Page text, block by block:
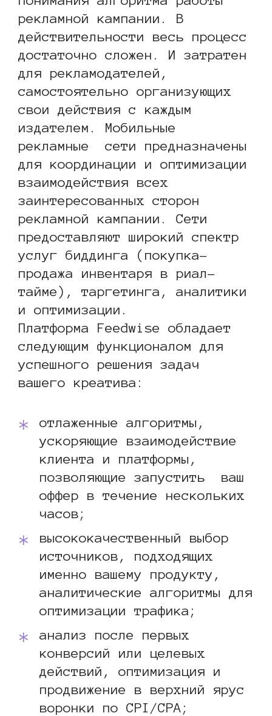
рекламной кампании. В
действительности весь процесс
достаточно сложен. И затратен
для рекламодателей,
самостоятельно организующих
свои действия с каждым
издателем. Мобильные
рекламные сети предназначены
для координации и оптимизации
взаимодействия всех
заинтересованных сторон
рекламной кампании. Сети
предоставляют широкий спектр
услуг биддинга (покупка-
продажа инвентаря в риал-
тайме), таргетинга, аналитики
и оптимизации.
Платформа Feedwise обладает
следующим функционалом для
успешного решения задач
вашего креатива:
отлаженные алгоритмы,
ускоряющие взаимодействие
клиента и платформы,
позволяющие запустить ваш
оффер в течение нескольких
часов;
высококачественный выбор
источников, подходящих
именно вашему продукту,
аналитические алгоритмы для
оптимизации трафика;
анализ после первых
конверсий или целевых
действий, оптимизация и
продвижение в верхний ярус
воронки по CPI/CPA;